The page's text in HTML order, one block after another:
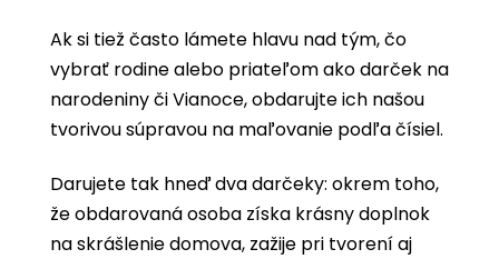
Ak si tiež často lámete hlavu nad tým, čo
vybrať rodine alebo priateľom ako darček na
narodeniny či Vianoce, obdarujte ich našou
tvorivou súpravou na maľovanie podľa čísiel.
Darujete tak hneď dva darčeky: okrem toho,
že obdarovaná osoba získa krásny doplnok
na skrášlenie domova, zažije pri tvorení aj